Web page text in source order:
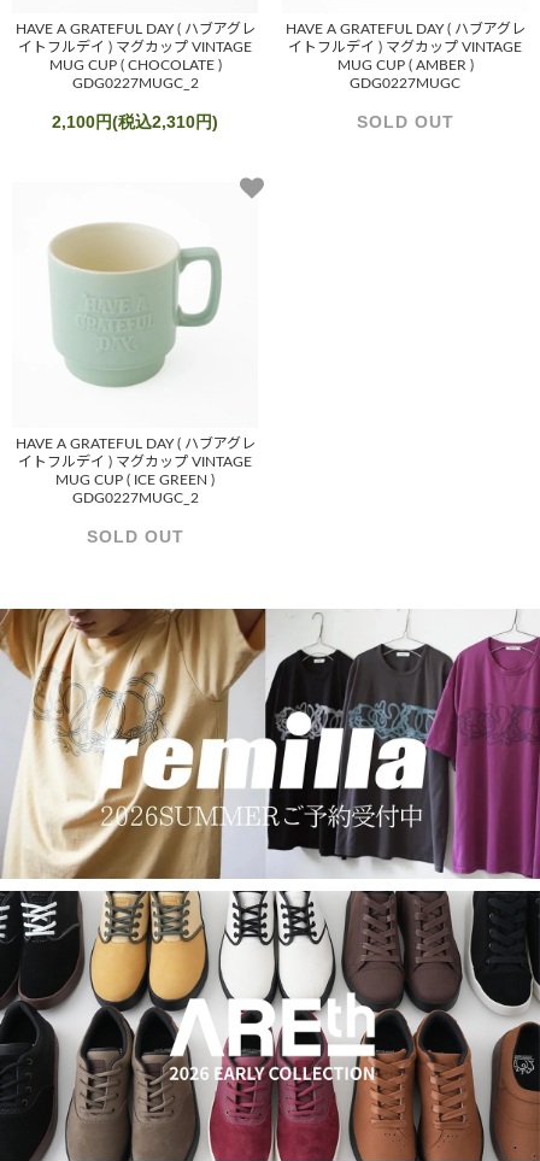
HAVE A GRATEFUL DAY ( ハブアグレ
イトフルデイ ) マグカップ VINTAGE
MUG CUP ( CHOCOLATE )
GDG0227MUGC_2
2,100円(税込2,310円)
HAVE A GRATEFUL DAY ( ハブアグレ
イトフルデイ ) マグカップ VINTAGE
MUG CUP ( AMBER )
GDG0227MUGC
SOLD OUT
HAVE A GRATEFUL DAY ( ハブアグレ
イトフルデイ ) マグカップ VINTAGE
MUG CUP ( ICE GREEN )
GDG0227MUGC_2
SOLD OUT